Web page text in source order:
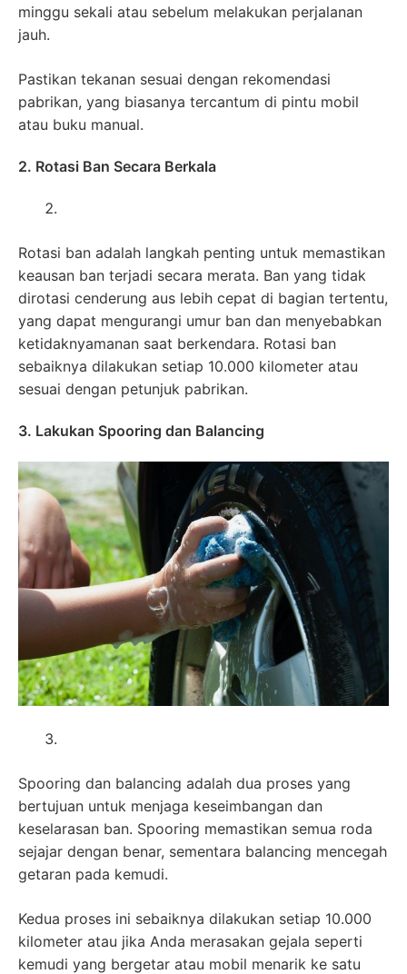
minggu sekali atau sebelum melakukan perjalanan
jauh.
Pastikan tekanan sesuai dengan rekomendasi
pabrikan, yang biasanya tercantum di pintu mobil
atau buku manual.
2. Rotasi Ban Secara Berkala
Rotasi ban adalah langkah penting untuk memastikan
keausan ban terjadi secara merata. Ban yang tidak
dirotasi cenderung aus lebih cepat di bagian tertentu,
yang dapat mengurangi umur ban dan menyebabkan
ketidaknyamanan saat berkendara. Rotasi ban
sebaiknya dilakukan setiap 10.000 kilometer atau
sesuai dengan petunjuk pabrikan.
3. Lakukan Spooring dan Balancing
Spooring dan balancing adalah dua proses yang
bertujuan untuk menjaga keseimbangan dan
keselarasan ban. Spooring memastikan semua roda
sejajar dengan benar, sementara balancing mencegah
getaran pada kemudi.
Kedua proses ini sebaiknya dilakukan setiap 10.000
kilometer atau jika Anda merasakan gejala seperti
kemudi yang bergetar atau mobil menarik ke satu